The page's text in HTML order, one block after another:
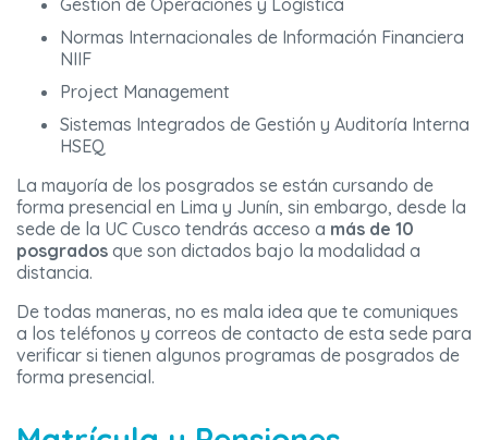
Gestión de Operaciones y Logística
Normas Internacionales de Información Financiera
NIIF
Project Management
Sistemas Integrados de Gestión y Auditoría Interna
HSEQ
La mayoría de los posgrados se están cursando de
forma presencial en Lima y Junín, sin embargo, desde la
sede de la UC Cusco tendrás acceso a más de 10
posgrados que son dictados bajo la modalidad a
distancia.
De todas maneras, no es mala idea que te comuniques
a los teléfonos y correos de contacto de esta sede para
verificar si tienen algunos programas de posgrados de
forma presencial.